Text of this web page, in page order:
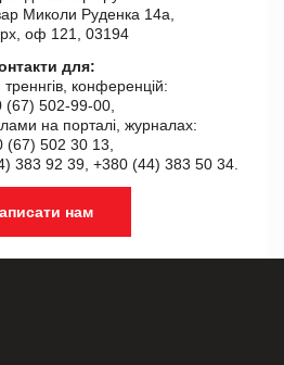
Миколи Руденка 14а,
оф 121, 03194
для:
конференцій:
(67) 502-99-00,
на порталі, журналах:
(67) 502 30 13,
383 92 39, +380 (44) 383 50 34.
нам